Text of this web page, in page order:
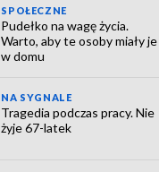
SPOŁECZNE
Pudełko na wagę życia.
Warto, aby te osoby miały je
w domu
NA SYGNALE
Tragedia podczas pracy. Nie
żyje 67-latek